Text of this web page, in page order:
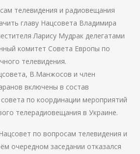
телевидения и радиовещания
главу Нацсовета Владимира
Ларису Мудрак делегатами
комитет Совета Европы по
телевидения.
В.Манжосов и член
включены в состав
по координации мероприятий
телерадиовещания в Украине.
по вопросам телевидения и
очередном заседании отказался